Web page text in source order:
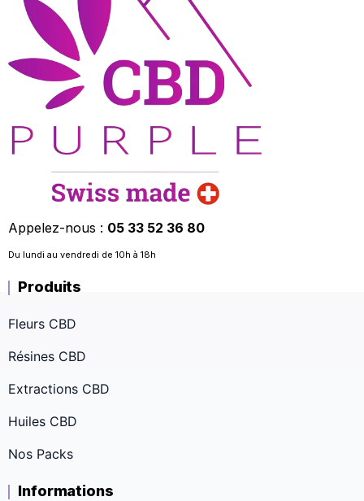
Appelez-nous : 05 33 52 36 80
Du lundi au vendredi de 10h à 18h
Produits
Fleurs CBD
Résines CBD
Extractions CBD
Huiles CBD
Nos Packs
Informations